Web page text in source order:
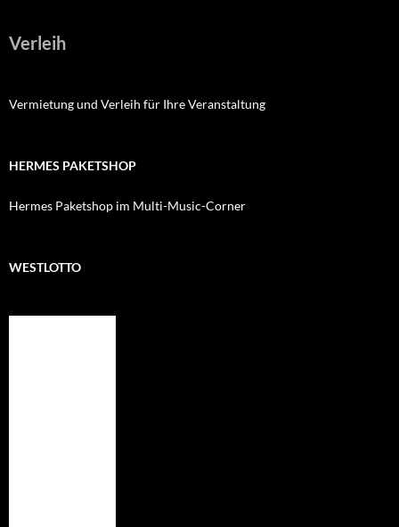
Verleih
Vermietung und Verleih für Ihre Veranstaltung
HERMES PAKETSHOP
Hermes Paketshop im Multi-Music-Corner
WESTLOTTO